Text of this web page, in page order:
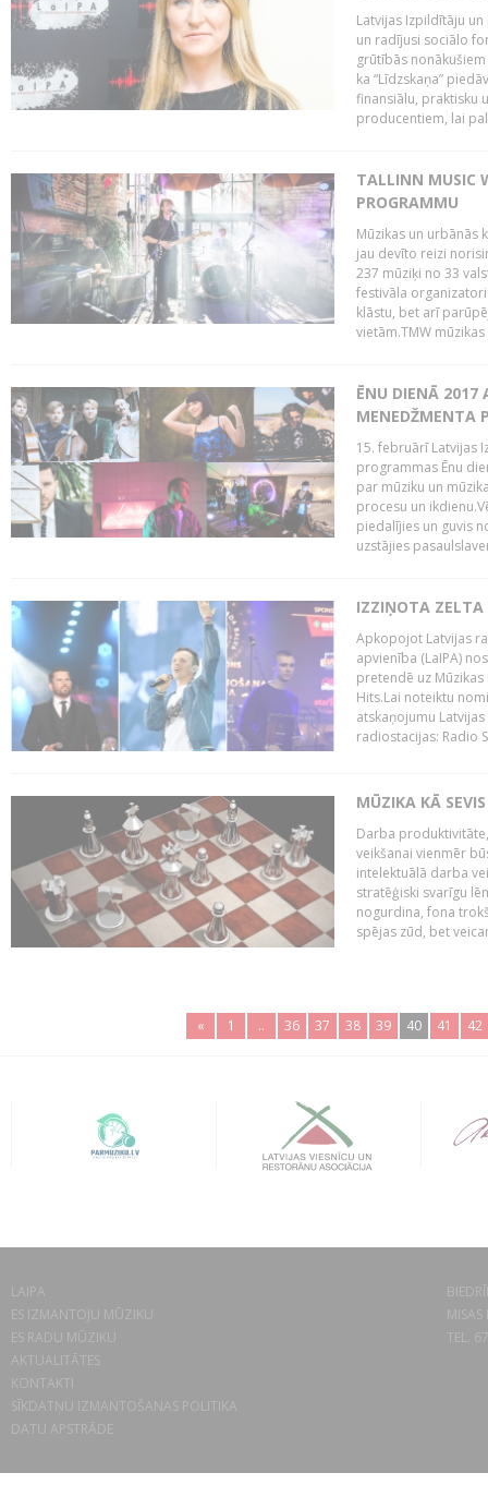
Latvijas Izpildītāju
un radījusi sociālo
grūtībās
ka “Līdzskaņa”
finansiālu, praktisku
producentiem, lai
TALLINN MUSIC
PROGRAMMU
Mūzikas un urbānās
jau devīto reizi
237 mūziķi no 33
festivāla
klāstu, bet arī
vietām.TMW
ĒNU DIENĀ 2017
MENEDŽMENTA
15. februārī Latvijas
programmas Ēnu
par mūziku un
procesu un
piedalījies un guvis
uzstājies
IZZIŅOTA ZELTA
Apkopojot Latvijas
apvienība (LaIPA)
pretendē uz
Hits.Lai noteiktu
atskaņojumu
radiostacijas: Radio
MŪZIKA KĀ
Darba
veikšanai vienmēr
intelektuālā darba
stratēģiski svarīgu
nogurdina, fona
spējas zūd, bet
« 1 .. 36 37 38 39 40 41 42
LAIPA
ES IZMANTOJU MŪZIKU
ES RADU MŪZIKU
AKTUALITĀTES
KONTAKTI
SĪKDATŅU IZMANTOŠANAS POLITIKA
DATU APSTRĀDE
TEL.